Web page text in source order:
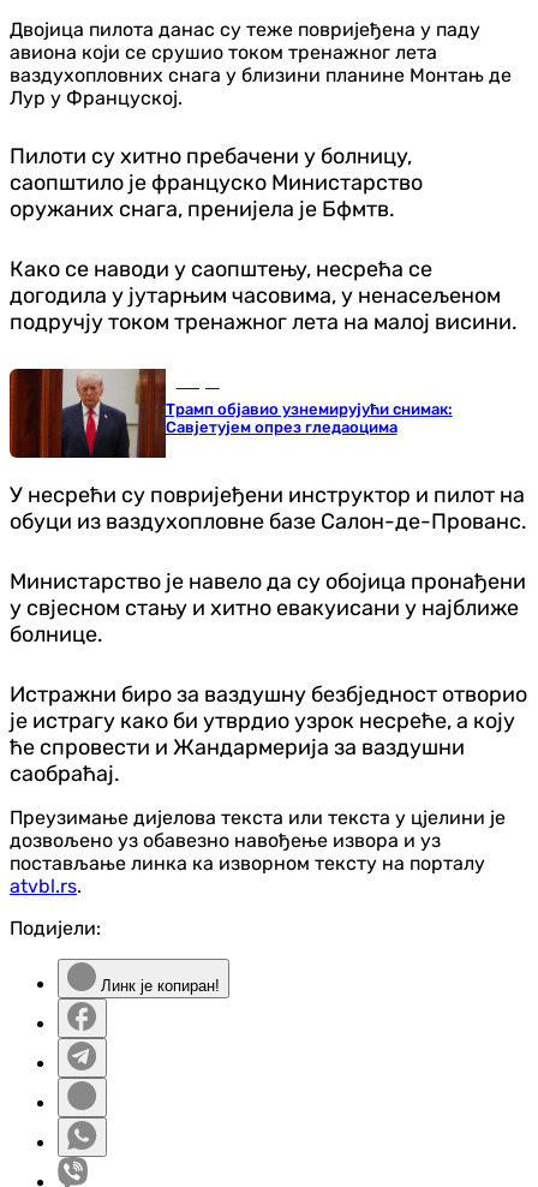
Двојица пилота данас су теже повријеђена у паду
авиона који се срушио током тренажног лета
ваздухопловних снага у близини планине Монтањ де
Лур у Француској.
Пилоти су хитно пребачени у болницу,
саопштило је француско Министарство
оружаних снага, пренијела је Бфмтв.
Како се наводи у саопштењу, несрећа се
догодила у јутарњим часовима, у ненасељеном
подручју током тренажног лета на малој висини.
Трамп објавио узнемирујући снимак:
Савјетујем опрез гледаоцима
У несрећи су повријеђени инструктор и пилот на
обуци из ваздухопловне базе Салон-де-Прованс.
Министарство је навело да су обојица пронађени
у свјесном стању и хитно евакуисани у најближе
болнице.
Истражни биро за ваздушну безбједност отворио
је истрагу како би утврдио узрок несреће, а коју
ће спровести и Жандармерија за ваздушни
саобраћај.
Преузимање дијелова текста или текста у цјелини је
дозвољено уз обавезно навођење извора и уз
постављање линка ка изворном тексту на порталу
atvbl.rs.
Подијели:
Линк је копиран!